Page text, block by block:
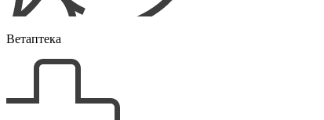
Ветаптека